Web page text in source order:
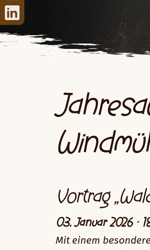
Vortrag
03. Januar 2026 ·
Mit einem